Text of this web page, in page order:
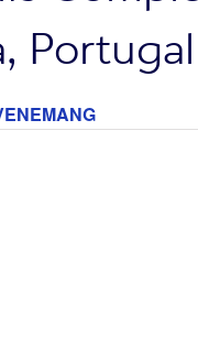
Portugal